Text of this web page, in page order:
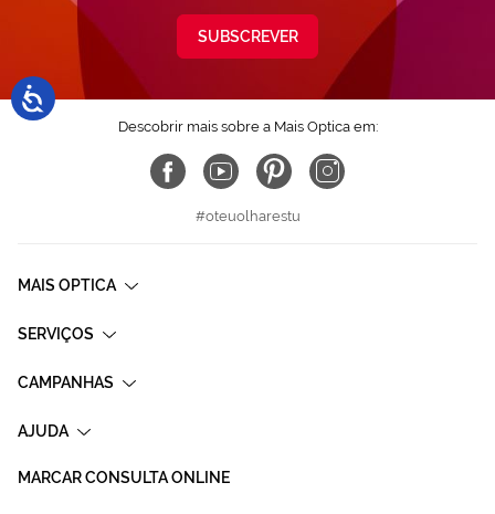
SUBSCREVER
Descobrir mais sobre a Mais Optica em:
#oteuolharestu
MAIS OPTICA
SERVIÇOS
CAMPANHAS
AJUDA
MARCAR CONSULTA ONLINE